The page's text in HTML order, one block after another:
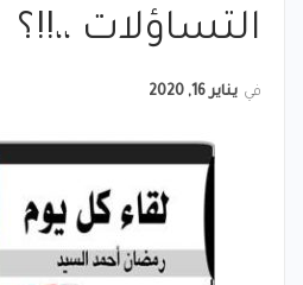
التساؤلات ،،!!؟
في يناير 16, 2020